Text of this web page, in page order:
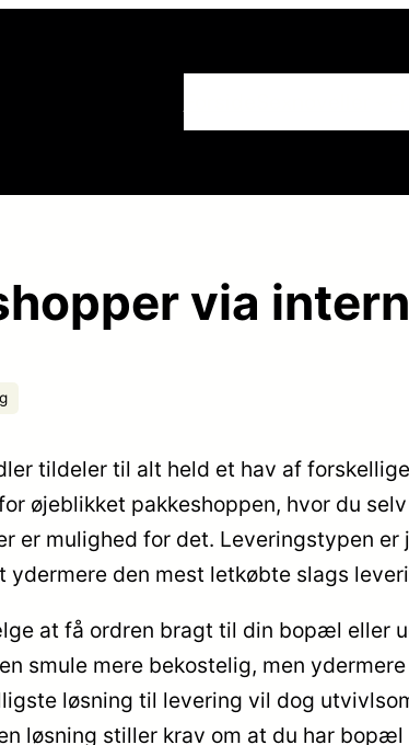
via
tildeler til alt held et hav af
øjeblikket pakkeshoppen, hvor du
er mulighed for det. Leveringstypen er
ydermere den mest letkøbte slags
at få ordren bragt til din bopæl eller
smule mere bekostelig, men
løsning til levering vil dog
løsning stiller krav om at du har